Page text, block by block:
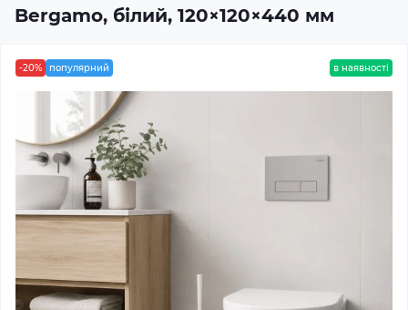
Bergamo, білий, 120×120×440 мм
-20% популярний в наявності